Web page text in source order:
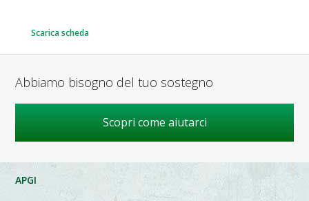
Scarica scheda
Abbiamo bisogno del tuo sostegno
Scopri come aiutarci
APGI